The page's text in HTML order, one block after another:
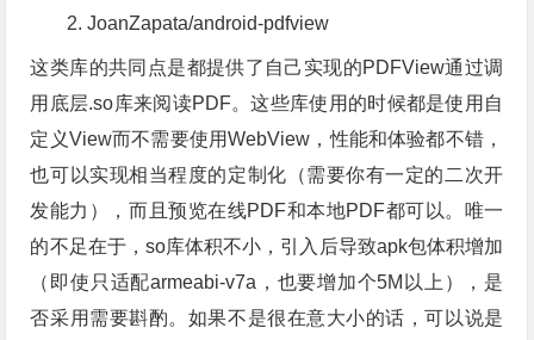
JoanZapata/android-pdfview
这类库的共同点是都提供了自己实现的PDFView通过调
用底层.so库来阅读PDF。这些库使用的时候都是使用自
定义View而不需要使用WebView，性能和体验都不错，
也可以实现相当程度的定制化（需要你有一定的二次开
发能力），而且预览在线PDF和本地PDF都可以。唯一
的不足在于，so库体积不小，引入后导致apk包体积增加
（即使只适配armeabi-v7a，也要增加个5M以上），是
否采用需要斟酌。如果不是很在意大小的话，可以说是